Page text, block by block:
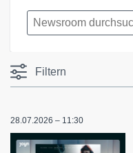
Filtern
28.07.2026 – 11:30